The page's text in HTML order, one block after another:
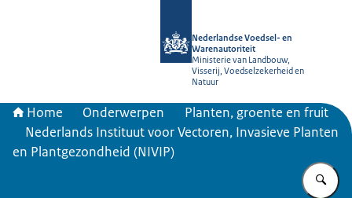
Nederlandse Voedsel- en
Warenautoriteit
Ministerie van Landbouw,
Visserij, Voedselzekerheid en
Natuur
Home Onderwerpen
Planten, groente en fruit
Nederlands Instituut voor Vectoren, Invasieve Planten
en Plantgezondheid (NIVIP)